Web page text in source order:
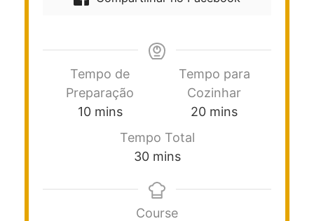
Tempo de
Preparação
10 mins
Tempo para
Cozinhar
20 mins
Tempo Total
30 mins
Course